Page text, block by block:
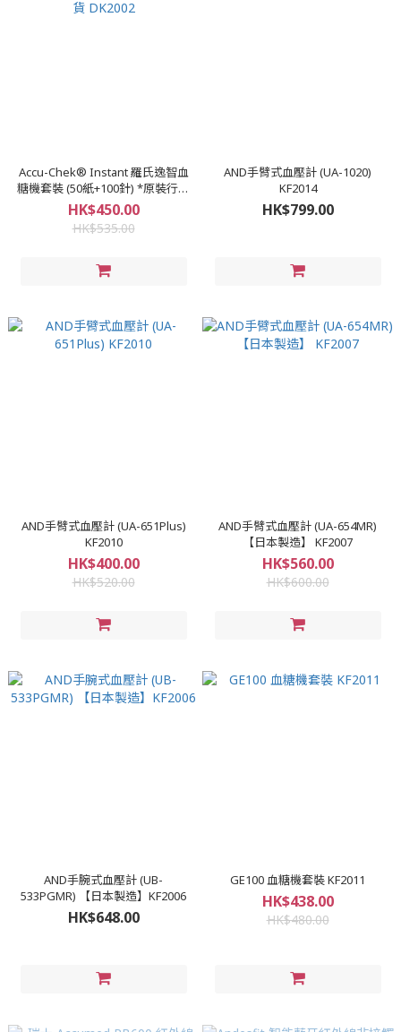
Accu-Chek® Instant 羅氏逸智血
糖機套裝 (50紙+100針) *原裝行貨
DK2002
HK$450.00
HK$535.00
AND手臂式血壓計 (UA-1020)
KF2014
HK$799.00
AND手臂式血壓計 (UA-651Plus)
KF2010
HK$400.00
HK$520.00
AND手臂式血壓計 (UA-654MR)
【日本製造】 KF2007
HK$560.00
HK$600.00
AND手腕式血壓計 (UB-
533PGMR) 【日本製造】KF2006
HK$648.00
GE100 血糖機套裝 KF2011
HK$438.00
HK$480.00